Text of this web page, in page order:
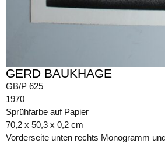
GERD BAUKHAGE
GB/P 625
1970
Sprühfarbe auf Papier
70,2 x 50,3 x 0,2 cm
Vorderseite unten rechts Monogramm